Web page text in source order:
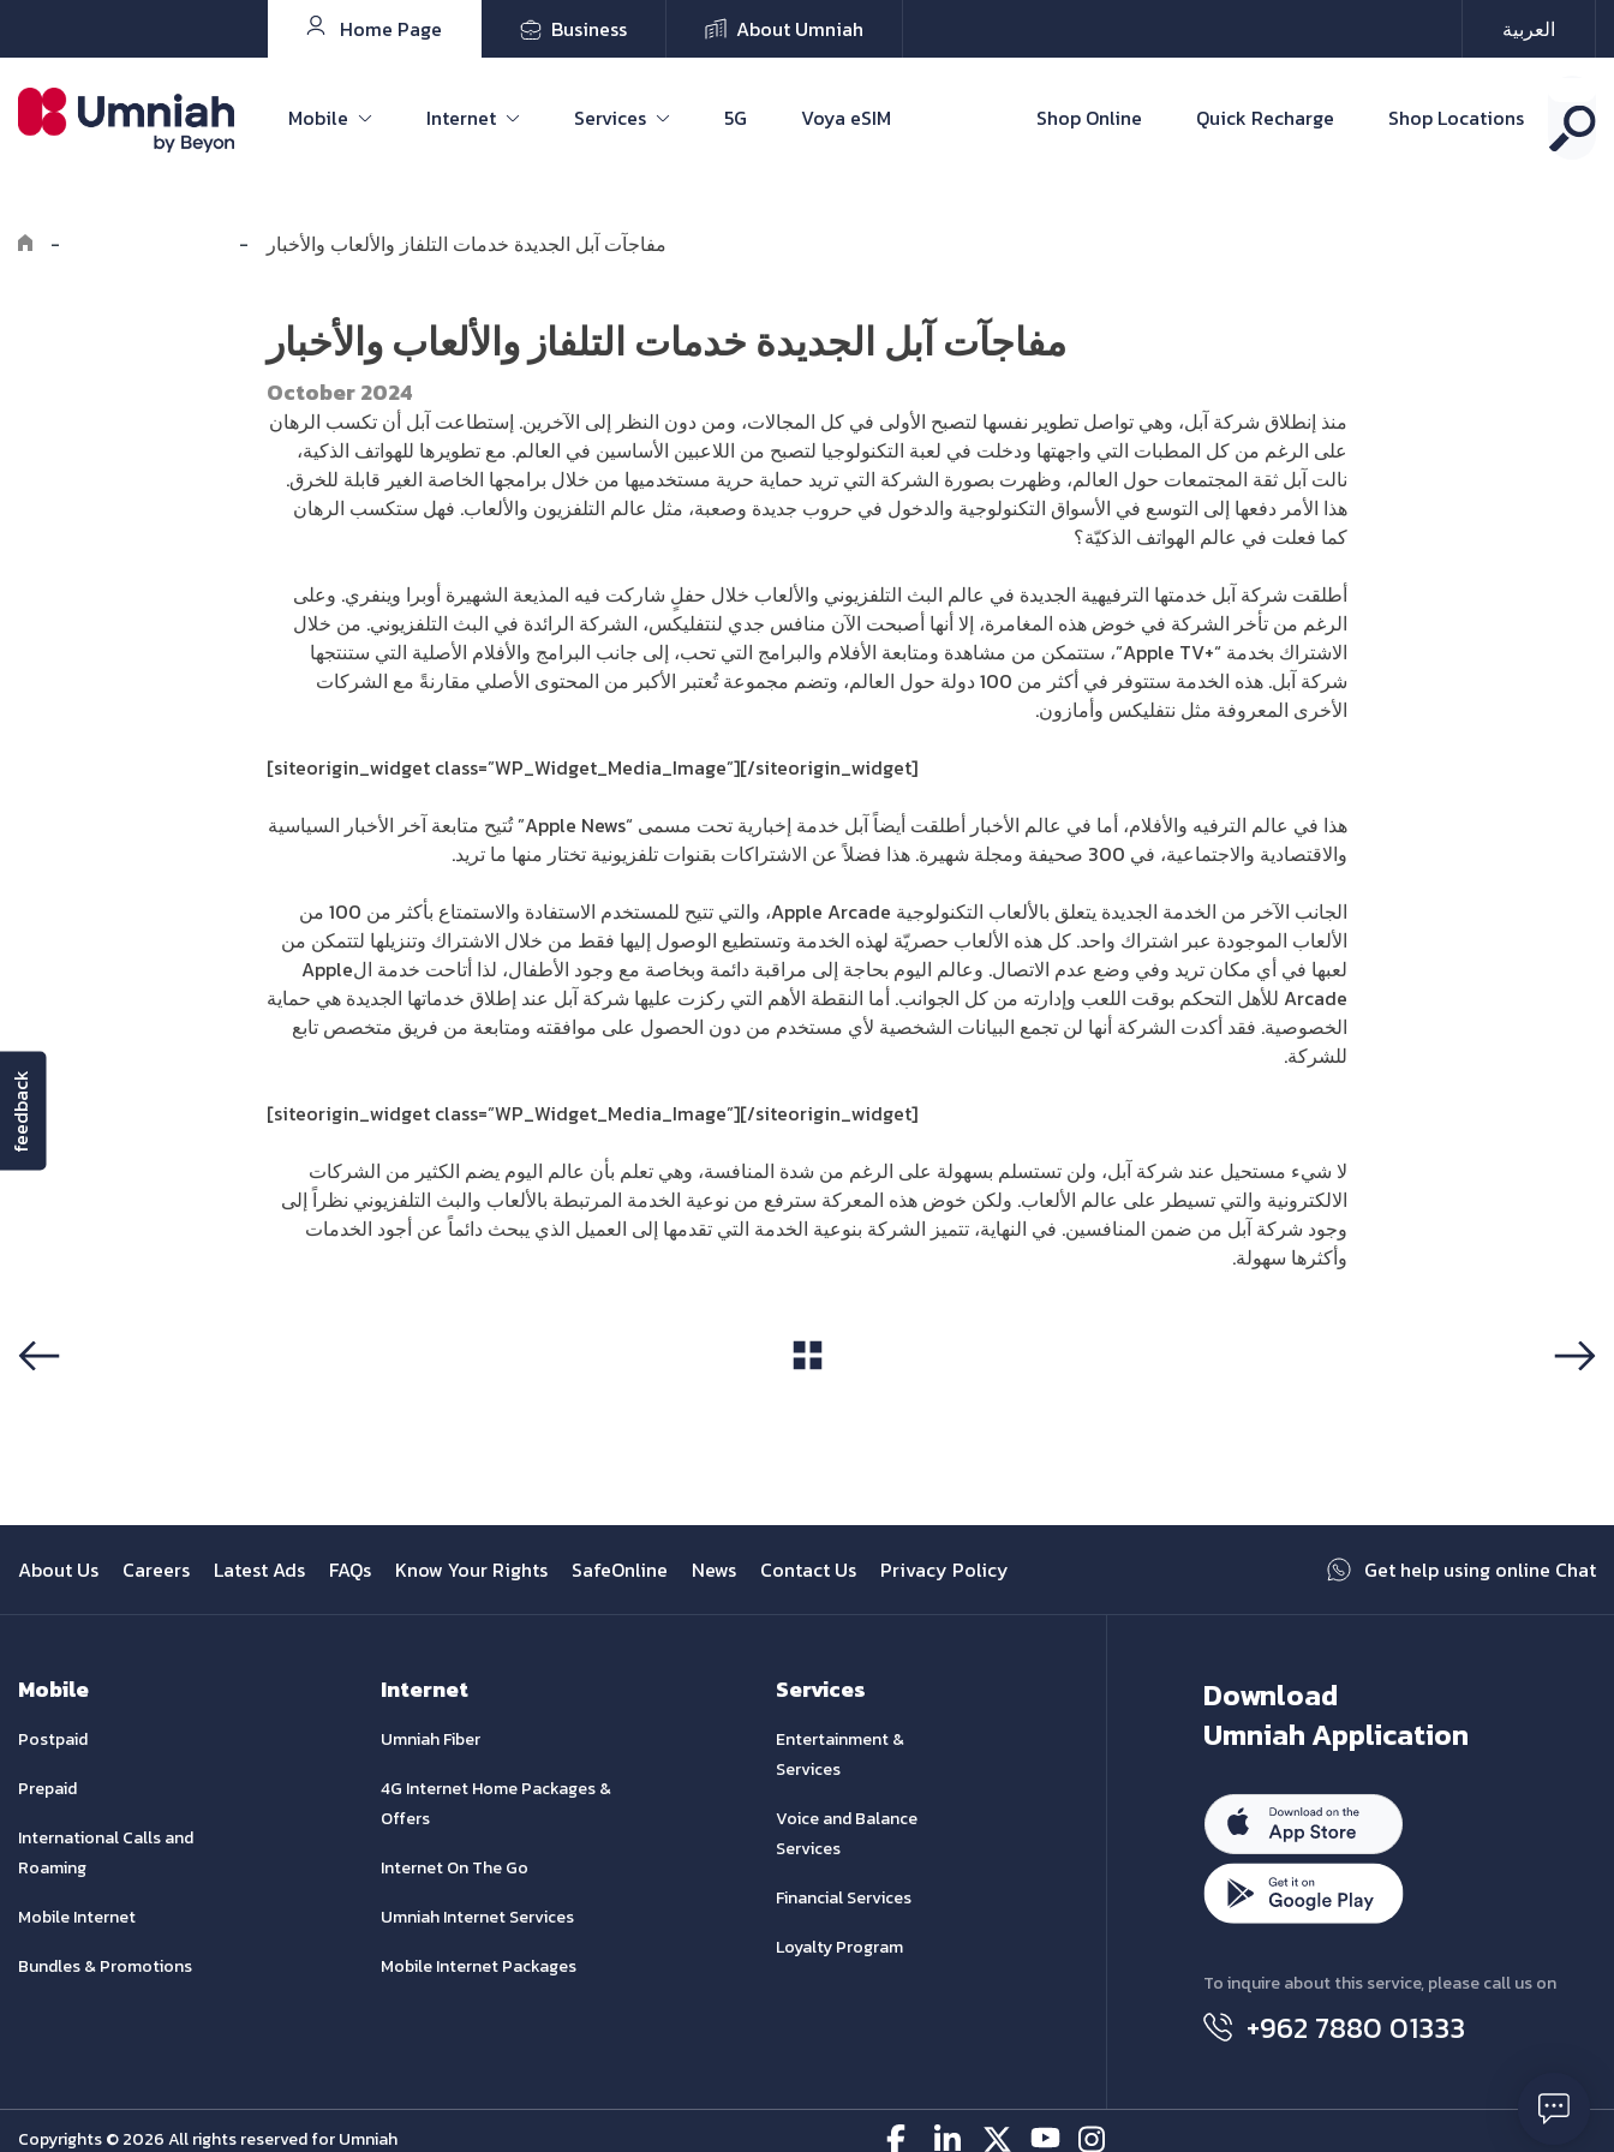
Home Page Business About Umniah العربية
Mobile Internet Services 5G Voya eSIM Shop Online Quick Recharge Shop Locations
- - مفاجآت آبل الجديدة خدمات التلفاز والألعاب والأخبار
مفاجآت آبل الجديدة خدمات التلفاز والألعاب والأخبار
October 2024
منذ إنطلاق شركة آبل، وهي تواصل تطوير نفسها لتصبح الأولى في كل المجالات، ومن دون النظر إلى الآخرين. إستطاعت آبل أن تكسب الرهان
على الرغم من كل المطبات التي واجهتها ودخلت في لعبة التكنولوجيا لتصبح من اللاعبين الأساسين في العالم. مع تطويرها للهواتف الذكية،
نالت آبل ثقة المجتمعات حول العالم، وظهرت بصورة الشركة التي تريد حماية حرية مستخدميها من خلال برامجها الخاصة الغير قابلة للخرق.
هذا الأمر دفعها إلى التوسع في الأسواق التكنولوجية والدخول في حروب جديدة وصعبة، مثل عالم التلفزيون والألعاب. فهل ستكسب الرهان
كما فعلت في عالم الهواتف الذكيّة؟
أطلقت شركة آبل خدمتها الترفيهية الجديدة في عالم البث التلفزيوني والألعاب خلال حفلٍ شاركت فيه المذيعة الشهيرة أوبرا وينفري. وعلى
الرغم من تأخر الشركة في خوض هذه المغامرة، إلا أنها أصبحت الآن منافس جدي لنتفليكس، الشركة الرائدة في البث التلفزيوني. من خلال
الاشتراك بخدمة “+Apple TV”، ستتمكن من مشاهدة ومتابعة الأفلام والبرامج التي تحب، إلى جانب البرامج والأفلام الأصلية التي ستنتجها
شركة آبل. هذه الخدمة ستتوفر في أكثر من 100 دولة حول العالم، وتضم مجموعة تُعتبر الأكبر من المحتوى الأصلي مقارنةً مع الشركات
الأخرى المعروفة مثل نتفليكس وأمازون.
[siteorigin_widget class=”WP_Widget_Media_Image”][/siteorigin_widget]
هذا في عالم الترفيه والأفلام، أما في عالم الأخبار أطلقت أيضاً آبل خدمة إخبارية تحت مسمى “Apple News” تُتيح متابعة آخر الأخبار السياسية
والاقتصادية والاجتماعية، في 300 صحيفة ومجلة شهيرة. هذا فضلاً عن الاشتراكات بقنوات تلفزيونية تختار منها ما تريد.
الجانب الآخر من الخدمة الجديدة يتعلق بالألعاب التكنولوجية Apple Arcade، والتي تتيح للمستخدم الاستفادة والاستمتاع بأكثر من 100 من
الألعاب الموجودة عبر اشتراك واحد. كل هذه الألعاب حصريّة لهذه الخدمة وتستطيع الوصول إليها فقط من خلال الاشتراك وتنزيلها لتتمكن من
لعبها في أي مكان تريد وفي وضع عدم الاتصال. وعالم اليوم بحاجة إلى مراقبة دائمة وبخاصة مع وجود الأطفال، لذا أتاحت خدمة الApple
Arcade للأهل التحكم بوقت اللعب وإدارته من كل الجوانب. أما النقطة الأهم التي ركزت عليها شركة آبل عند إطلاق خدماتها الجديدة هي حماية
الخصوصية. فقد أكدت الشركة أنها لن تجمع البيانات الشخصية لأي مستخدم من دون الحصول على موافقته ومتابعة من فريق متخصص تابع
للشركة.
[siteorigin_widget class=”WP_Widget_Media_Image”][/siteorigin_widget]
لا شيء مستحيل عند شركة آبل، ولن تستسلم بسهولة على الرغم من شدة المنافسة، وهي تعلم بأن عالم اليوم يضم الكثير من الشركات
الالكترونية والتي تسيطر على عالم الألعاب. ولكن خوض هذه المعركة سترفع من نوعية الخدمة المرتبطة بالألعاب والبث التلفزيوني نظراً إلى
وجود شركة آبل من ضمن المنافسين. في النهاية، تتميز الشركة بنوعية الخدمة التي تقدمها إلى العميل الذي يبحث دائماً عن أجود الخدمات
وأكثرها سهولة.
About Us Careers Latest Ads FAQs Know Your Rights SafeOnline News Contact Us Privacy Policy Get help using online Chat
Mobile
Postpaid
Prepaid
International Calls and
Roaming
Mobile Internet
Bundles & Promotions
Internet
Umniah Fiber
4G Internet Home Packages &
Offers
Internet On The Go
Umniah Internet Services
Mobile Internet Packages
Services
Entertainment &
Services
Voice and Balance
Services
Financial Services
Loyalty Program
Download
Umniah Application
To inquire about this service, please call us on
+962 7880 01333
Copyrights © 2026 All rights reserved for Umniah
feedback